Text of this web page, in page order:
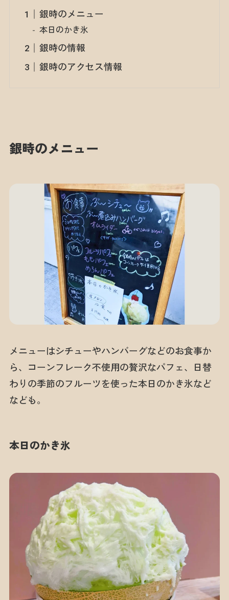
銀時のメニュー
本日のかき氷
銀時の情報
銀時のアクセス情報
銀時のメニュー
メニューはシチューやハンバーグなどのお食事か
ら、コーンフレーク不使用の贅沢なパフェ、日替
わりの季節のフルーツを使った本日のかき氷など
なども。
本日のかき氷